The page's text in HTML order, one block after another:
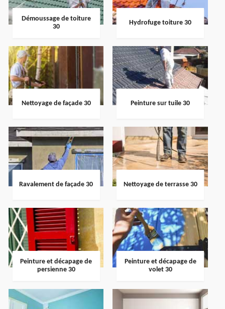
Démoussage de toiture
30
Hydrofuge toiture 30
Nettoyage de façade 30 Peinture sur tuile 30
Ravalement de façade 30 Nettoyage de terrasse 30
Peinture et décapage de
persienne 30
Peinture et décapage de
volet 30